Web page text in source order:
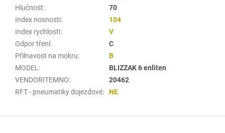
Hlučnost:
70
Index nosnosti:
104
Index rychlosti:
V
Odpor tření:
C
Přilnavost na mokru:
B
MODEL :
BLIZZAK 6 enliten
VENDORITEMNO:
20462
RFT - pneumatiky dojezdové: NE